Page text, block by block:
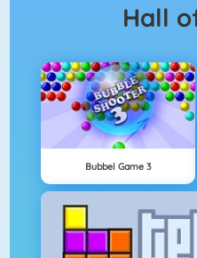
Hall
Bubbel Game 3